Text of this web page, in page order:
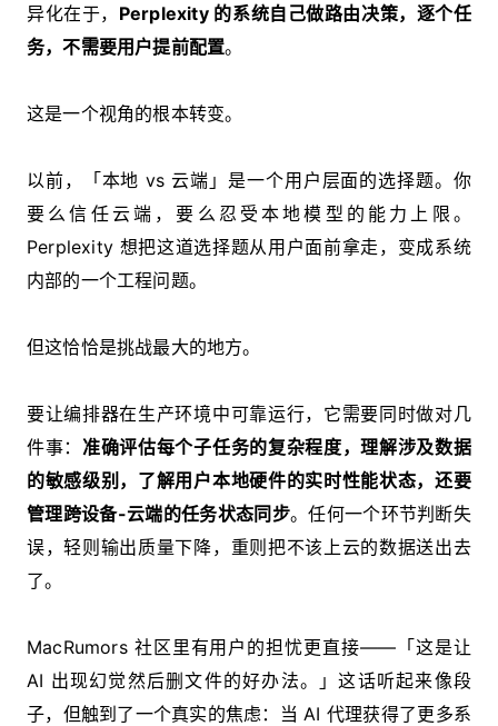
异化在于， Perplexity 的系统自己做路由决策，逐个任
务，不需要用户提前配置。
这是一个视角的根本转变。
以前，「本地 vs 云端」是一个用户层面的选择题。你
要么信任云端，要么忍受本地模型的能力上限。
Perplexity 想把这道选择题从用户面前拿走，变成系统
内部的一个工程问题。
但这恰恰是挑战最大的地方。
要让编排器在生产环境中可靠运行，它需要同时做对几
件事： 准确评估每个子任务的复杂程度，理解涉及数据
的敏感级别，了解用户本地硬件的实时性能状态，还要
管理跨设备-云端的任务状态同步。任何一个环节判断失
误，轻则输出质量下降，重则把不该上云的数据送出去
了。
MacRumors 社区里有用户的担忧更直接——「这是让
AI 出现幻觉然后删文件的好办法。」这话听起来像段
子，但触到了一个真实的焦虑：当 AI 代理获得了更多系